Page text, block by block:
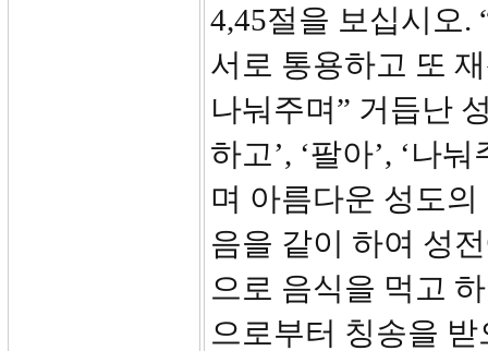
4,45절을 보십시오.
서로 통용하고 또
나눠주며” 거듭난
하고’, ‘팔아’, ‘나
며 아름다운 성도
음을 같이 하여 성
으로 음식을 먹고
으로부터 칭송을